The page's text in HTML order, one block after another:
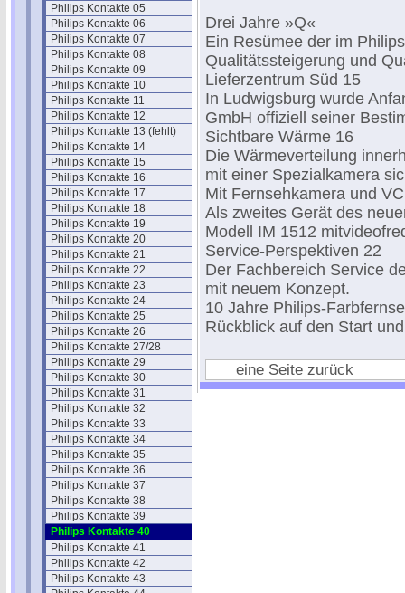
Philips Kontakte 05
Philips Kontakte 06
Philips Kontakte 07
Philips Kontakte 08
Philips Kontakte 09
Philips Kontakte 10
Philips Kontakte 11
Philips Kontakte 12
Philips Kontakte 13 (fehlt)
Philips Kontakte 14
Philips Kontakte 15
Philips Kontakte 16
Philips Kontakte 17
Philips Kontakte 18
Philips Kontakte 19
Philips Kontakte 20
Philips Kontakte 21
Philips Kontakte 22
Philips Kontakte 23
Philips Kontakte 24
Philips Kontakte 25
Philips Kontakte 26
Philips Kontakte 27/28
Philips Kontakte 29
Philips Kontakte 30
Philips Kontakte 31
Philips Kontakte 32
Philips Kontakte 33
Philips Kontakte 34
Philips Kontakte 35
Philips Kontakte 36
Philips Kontakte 37
Philips Kontakte 38
Philips Kontakte 39
Philips Kontakte 40
Philips Kontakte 41
Philips Kontakte 42
Philips Kontakte 43
Drei Jahre »Q«
Ein Resümee der im
Qualitätssteigerung und
Lieferzentrum Süd 15
In Ludwigsburg wurde
GmbH offiziell seiner
Sichtbare Wärme 16
Die Wärmeverteilung
mit einer Spezialkamera
Mit Fernsehkamera und
Als zweites Gerät des
Modell IM 1512
Service-Perspektiven 22
Der Fachbereich Service
mit neuem Konzept.
10 Jahre Philips-
Rückblick auf den Start
eine Seite zurück